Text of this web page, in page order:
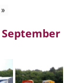
»
September